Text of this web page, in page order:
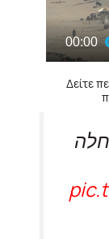
Δείτε